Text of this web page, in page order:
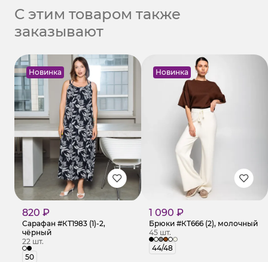
С этим товаром также
заказывают
Новинка
820 ₽
Сарафан #КТ1983 (1)-2,
чёрный
22 шт.
50
Новинка
1 090 ₽
Брюки #КТ666 (2), молочный
45 шт.
44/48